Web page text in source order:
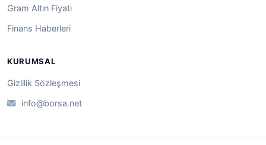
Gram Altın Fiyatı
Finans Haberleri
KURUMSAL
Gizlilik Sözleşmesi
info@borsa.net